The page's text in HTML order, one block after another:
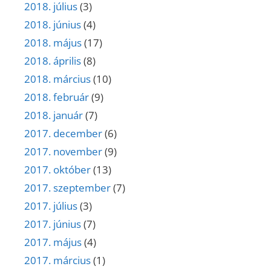
2018. július(3)
2018. június(4)
2018. május(17)
2018. április(8)
2018. március(10)
2018. február(9)
2018. január(7)
2017. december(6)
2017. november(9)
2017. október(13)
2017. szeptember(7)
2017. július(3)
2017. június(7)
2017. május(4)
2017. március(1)